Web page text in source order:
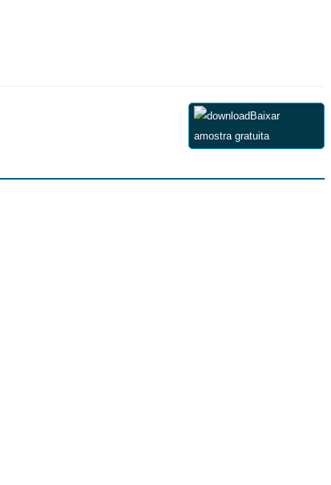
Baixar
amostra gratuita